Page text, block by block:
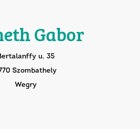
Gabor
u. 35
Szombathely
Wegry